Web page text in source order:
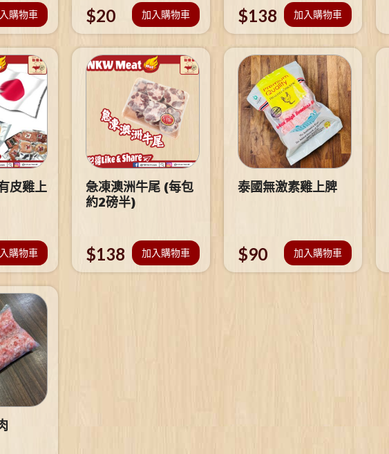
購物車 $20 加入購物車 $138 加入購物車
皮雞上
購物車
急凍澳洲牛尾 (每包
約2磅半)
$138 加入購物車
泰國無激素雞上脾
$90 加入購物車